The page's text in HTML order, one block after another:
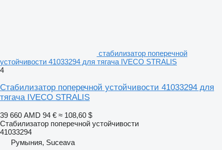
стабилизатор поперечной
устойчивости 41033294 для тягача IVECO STRALIS
4
Стабилизатор поперечной устойчивости 41033294 для
тягача IVECO STRALIS
39 660 AMD 94 € ≈ 108,60 $
Стабилизатор поперечной устойчивости
41033294
Румыния, Suceava